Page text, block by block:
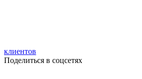
клиентов
Поделиться в соцсетях